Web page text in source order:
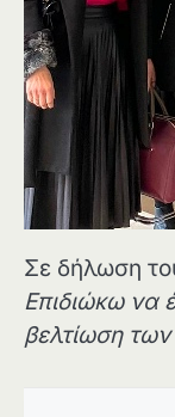
Σε δήλωση
Επιδιώκω να
βελτίωση